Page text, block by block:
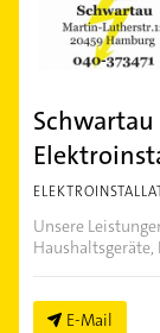
Schwartau
Unsere
Haushaltsgeräte,
E-Mail